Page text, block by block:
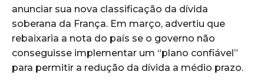
anunciar sua nova classificação da dívida
soberana da França. Em março, advertiu que
rebaixaria a nota do país se o governo não
conseguisse implementar um “plano confiável”
para permitir a redução da dívida a médio prazo.